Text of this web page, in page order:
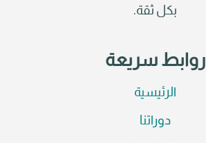
بكل ثقة.
روابط سريعة
الرئيسية
دوراتنا